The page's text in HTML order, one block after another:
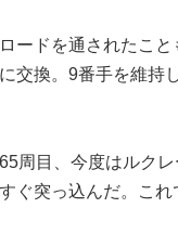
ードを通されたこ
交換。9番手を維持
周目、今度はルク
ぐ突っ込んだ。これ